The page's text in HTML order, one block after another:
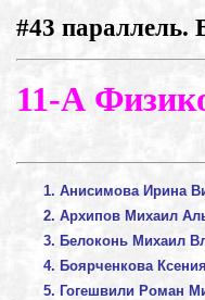
#43 параллель.
11-А
Анисимова Ирина
Архипов Михаил
Белоконь Михаил
Боярченкова
Гогешвили Роман